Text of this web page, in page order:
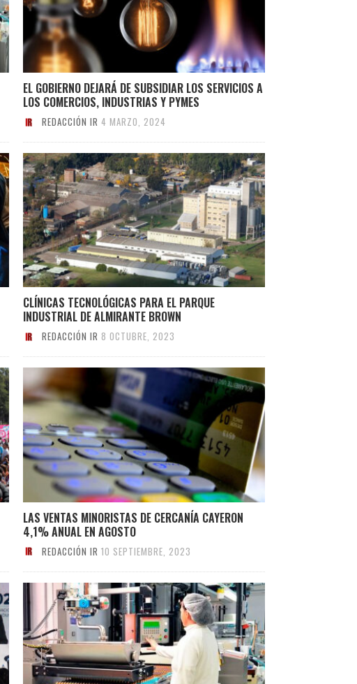
EL GOBIERNO DEJARÁ DE SUBSIDIAR LOS SERVICIOS A
LOS COMERCIOS, INDUSTRIAS Y PYMES
REDACCIÓN IR 4 MARZO, 2024
CLÍNICAS TECNOLÓGICAS PARA EL PARQUE
INDUSTRIAL DE ALMIRANTE BROWN
REDACCIÓN IR 8 OCTUBRE, 2023
LAS VENTAS MINORISTAS DE CERCANÍA CAYERON
4,1% ANUAL EN AGOSTO
REDACCIÓN IR 10 SEPTIEMBRE, 2023